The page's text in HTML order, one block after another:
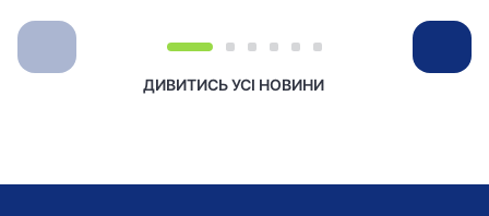
ДИВИТИСЬ УСІ НОВИНИ